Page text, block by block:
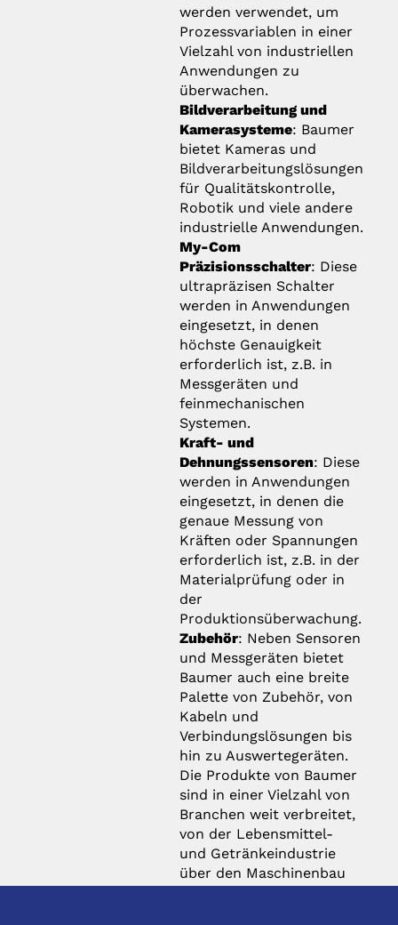
werden verwendet, um
Prozessvariablen in einer
Vielzahl von industriellen
Anwendungen zu
überwachen.
Bildverarbeitung und
Kamerasysteme: Baumer
bietet Kameras und
Bildverarbeitungslösungen
für Qualitätskontrolle,
Robotik und viele andere
industrielle Anwendungen.
My-Com
Präzisionsschalter: Diese
ultrapräzisen Schalter
werden in Anwendungen
eingesetzt, in denen
höchste Genauigkeit
erforderlich ist, z.B. in
Messgeräten und
feinmechanischen
Systemen.
Kraft- und
Dehnungssensoren: Diese
werden in Anwendungen
eingesetzt, in denen die
genaue Messung von
Kräften oder Spannungen
erforderlich ist, z.B. in der
Materialprüfung oder in
der
Produktionsüberwachung.
Zubehör: Neben Sensoren
und Messgeräten bietet
Baumer auch eine breite
Palette von Zubehör, von
Kabeln und
Verbindungslösungen bis
hin zu Auswertegeräten.
Die Produkte von Baumer
sind in einer Vielzahl von
Branchen weit verbreitet,
von der Lebensmittel-
und Getränkeindustrie
über den Maschinenbau